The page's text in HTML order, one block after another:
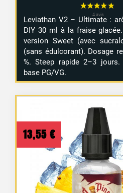
Leviathan V2 – Ultimate :
DIY 30 ml à la fraise
version Sweet (avec
(sans édulcorant). Dosage
%. Steep rapide 2–3
base PG/VG.
13,55 €